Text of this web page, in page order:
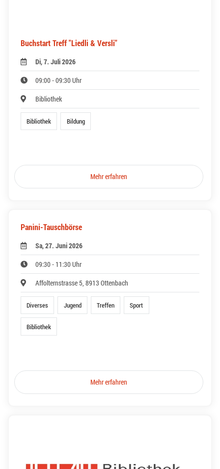
Buchstart Treff "Liedli & Versli"
Di, 7. Juli 2026
09:00 - 09:30 Uhr
Bibliothek
Bibliothek Bildung
Mehr erfahren
Panini-Tauschbörse
Sa, 27. Juni 2026
09:30 - 11:30 Uhr
Affolternstrasse 5, 8913 Ottenbach
Diverses Jugend Treffen Sport
Bibliothek
Mehr erfahren